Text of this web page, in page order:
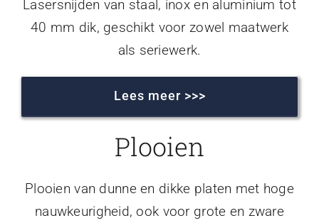
Lasersnijden van staal, inox en aluminium tot
40 mm dik, geschikt voor zowel maatwerk
als seriewerk.
Lees meer >>>
Plooien
Plooien van dunne en dikke platen met hoge
nauwkeurigheid, ook voor grote en zware